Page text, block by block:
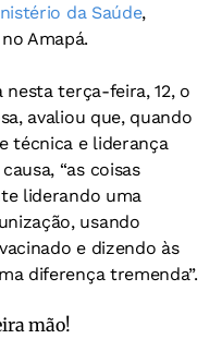
da Saúde,
Amapá.
terça-feira, 12, o
avaliou que, quando
técnica e liderança
“as coisas
liderando uma
usando
e dizendo às
diferença tremenda”.
mão!